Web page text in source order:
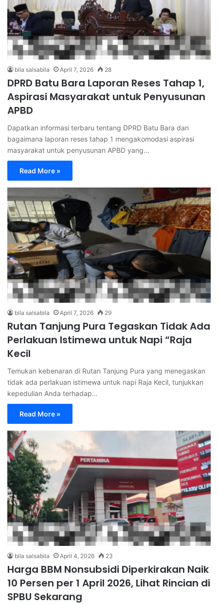
bila salsabila April 7, 2026 28
DPRD Batu Bara Laporan Reses Tahap 1,
Aspirasi Masyarakat untuk Penyusunan
APBD
Dapatkan informasi terbaru tentang DPRD Batu Bara dan
bagaimana laporan reses tahap 1 mengakomodasi aspirasi
masyarakat untuk penyusunan APBD yang…
Read More »
bila salsabila April 7, 2026 29
Rutan Tanjung Pura Tegaskan Tidak Ada
Perlakuan Istimewa untuk Napi “Raja
Kecil
Temukan kebenaran di Rutan Tanjung Pura yang menegaskan
tidak ada perlakuan istimewa untuk napi Raja Kecil, tunjukkan
kepedulian Anda terhadap…
Read More »
bila salsabila April 4, 2026 23
Harga BBM Nonsubsidi Diperkirakan Naik
10 Persen per 1 April 2026, Lihat Rincian di
SPBU Sekarang